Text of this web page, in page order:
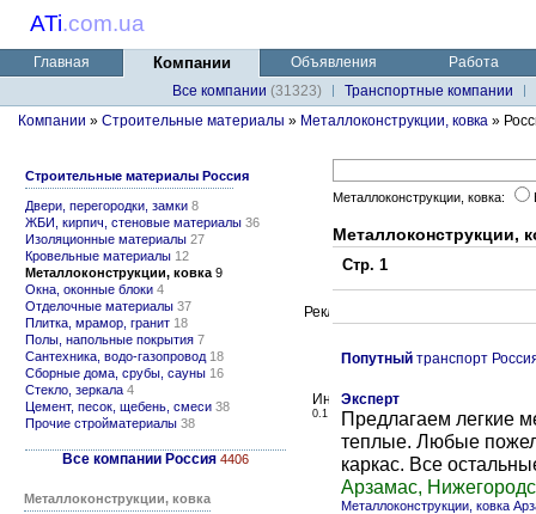
ATi.com.ua
Главная Компании Объявления
Работа
Все компании (31323)
Транспортные компании
Компании » Строительные материалы » Металлоконструкции, ковка »
Строительные материалы Россия
Двери, перегородки, замки 8
ЖБИ, кирпич, стеновые материалы 36
Изоляционные материалы 27
Кровельные материалы 12
Металлоконструкции, ковка 9
Окна, оконные блоки 4
Отделочные материалы 37
Плитка, мрамор, гранит 18
Полы, напольные покрытия 7
Сантехника, водо-газопровод 18
Сборные дома, срубы, сауны 16
Стекло, зеркала 4
Цемент, песок, щебень, смеси 38
Прочие стройматериалы 38
Все компании Россия 4406
Металлоконструкции, ковка
Металлоконструкции, ковка:
Металлоконструкции,
Стр. 1
Попутный транспорт
0.1
Эксперт
Предлагаем легкие
теплые. Любые
каркас. Все
Арзамас,
Металлоконструкции, ковка